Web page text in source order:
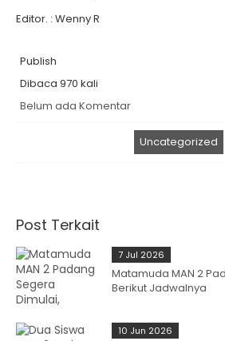
Editor. : Wenny R
Publish
Dibaca 970 kali
Belum ada Komentar
Uncategorized
Post Terkait
7 Jul 2026
Matamuda MAN 2
Berikut Jadwalnya
10 Jun 2026